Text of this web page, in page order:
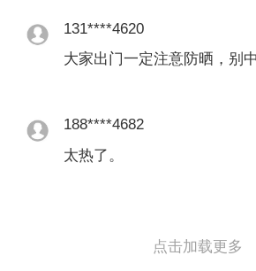
土耳其以及波罗的海国家
全球同热
在全球范围内，2026年6
16.54°C，比1991年
131****4620
大家出门一定注意防晒，别中
188****4682
太热了。
点击加载更多